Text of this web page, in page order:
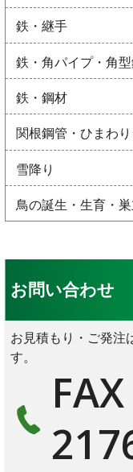
鉄・継手
鉄・角パイプ・角
鉄・鋼材
関根鋼管・ひまわ
雪降り
鳥の誕生・生育・巣
お問い合わせ
お見積もり・ご発注
す。